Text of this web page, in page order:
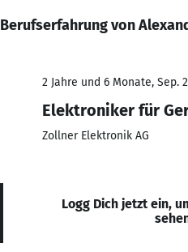
Berufserfahrung von
2 Jahre und 6 Monate, Sep.
Elektroniker für
Zollner Elektronik AG
Logg Dich jetzt ein,